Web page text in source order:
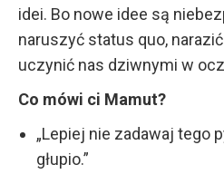
idei. Bo nowe idee są
naruszyć status quo,
uczynić nas dziwnymi w
Co mówi ci Mamut?
„Lepiej nie zadawaj tego
głupio.”